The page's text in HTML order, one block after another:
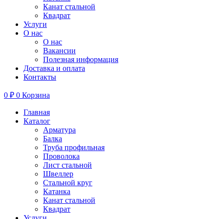
Канат стальной
Квадрат
Услуги
О нас
О нас
Вакансии
Полезная информация
Доставка и оплата
Контакты
0 ₽ 0 Корзина
Главная
Каталог
Арматура
Балка
Труба профильная
Проволока
Лист стальной
Швеллер
Стальной круг
Катанка
Канат стальной
Квадрат